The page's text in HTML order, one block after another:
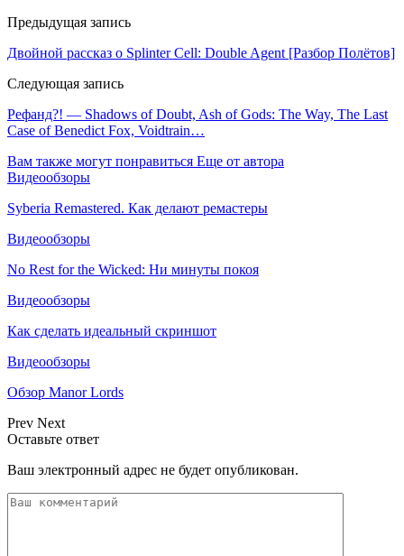
Предыдущая запись
Двойной рассказ о Splinter Cell: Double Agent [Разбор Полётов]
Следующая запись
Рефанд?! — Shadows of Doubt, Ash of Gods: The Way, The Last
Case of Benedict Fox, Voidtrain…
Вам также могут понравиться Еще от автора
Видеообзоры
Syberia Remastered. Как делают ремастеры
Видеообзоры
No Rest for the Wicked: Ни минуты покоя
Видеообзоры
Как сделать идеальный скриншот
Видеообзоры
Обзор Manor Lords
Prev Next
Оставьте ответ
Ваш электронный адрес не будет опубликован.